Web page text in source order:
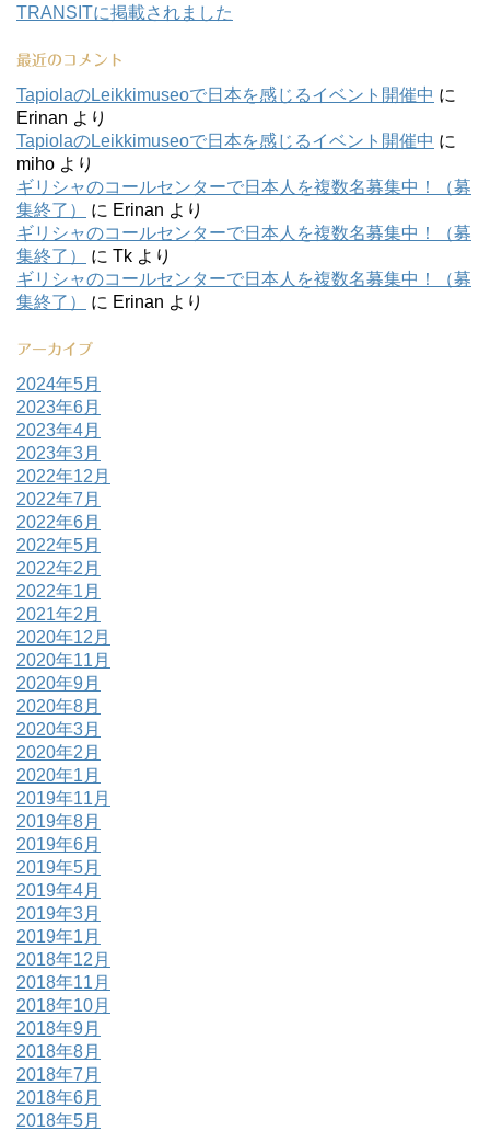
TRANSITに掲載されました
最近のコメント
TapiolaのLeikkimuseoで日本を感じるイベント開催中 に
Erinan より
TapiolaのLeikkimuseoで日本を感じるイベント開催中 に
miho より
ギリシャのコールセンターで日本人を複数名募集中！（募
集終了）
に Erinan より
ギリシャのコールセンターで日本人を複数名募集中！（募
集終了）
に Tk より
ギリシャのコールセンターで日本人を複数名募集中！（募
集終了）
に Erinan より
アーカイブ
2024年5月
2023年6月
2023年4月
2023年3月
2022年12月
2022年7月
2022年6月
2022年5月
2022年2月
2022年1月
2021年2月
2020年12月
2020年11月
2020年9月
2020年8月
2020年3月
2020年2月
2020年1月
2019年11月
2019年8月
2019年6月
2019年5月
2019年4月
2019年3月
2019年1月
2018年12月
2018年11月
2018年10月
2018年9月
2018年8月
2018年7月
2018年6月
2018年5月